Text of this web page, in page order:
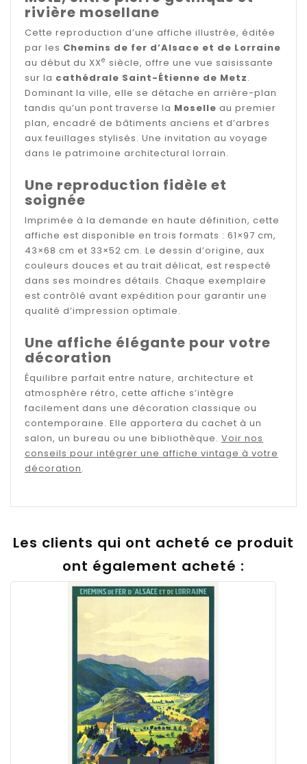
rivière mosellane
Cette reproduction d’une affiche illustrée, éditée
par les Chemins de fer d’Alsace et de Lorraine
au début du XXe siècle, offre une vue saisissante
sur la cathédrale Saint-Étienne de Metz.
Dominant la ville, elle se détache en arrière-plan
tandis qu’un pont traverse la Moselle au premier
plan, encadré de bâtiments anciens et d’arbres
aux feuillages stylisés. Une invitation au voyage
dans le patrimoine architectural lorrain.
Une reproduction fidèle et
soignée
Imprimée à la demande en haute définition, cette
affiche est disponible en trois formats : 61×97 cm,
43×68 cm et 33×52 cm. Le dessin d’origine, aux
couleurs douces et au trait délicat, est respecté
dans ses moindres détails. Chaque exemplaire
est contrôlé avant expédition pour garantir une
qualité d’impression optimale.
Une affiche élégante pour votre
décoration
Équilibre parfait entre nature, architecture et
atmosphère rétro, cette affiche s’intègre
facilement dans une décoration classique ou
contemporaine. Elle apportera du cachet à un
salon, un bureau ou une bibliothèque. Voir nos
conseils pour intégrer une affiche vintage à votre
décoration.
Les clients qui ont acheté ce produit
ont également acheté :